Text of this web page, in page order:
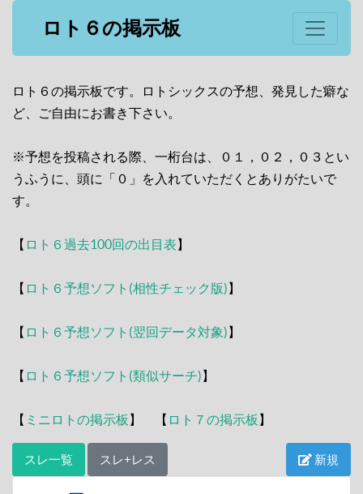
ロト６の掲示板
ロト６の掲示板です。ロトシックスの予想、発見した癖な
ど、ご自由にお書き下さい。
※予想を投稿される際、一桁台は、０１，０２，０３とい
うふうに、頭に「０」を入れていただくとありがたいで
す。
【 ロト６過去100回の出目表】
【 ロト６予想ソフト(相性チェック版)】
【 ロト６予想ソフト(翌回データ対象)】
【 ロト６予想ソフト(類似サーチ)】
【 ミニロトの掲示板 】 【 ロト７の掲示板 】
スレ一覧 スレ+レス 新規